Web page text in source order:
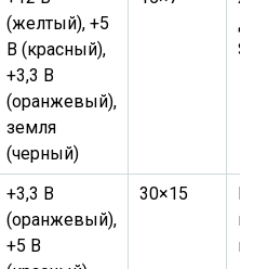
(желтый), +5
В (красный),
+3,3 В
(оранжевый),
земля
(черный)
+3,3 В
(оранжевый),
+5 В
30×15